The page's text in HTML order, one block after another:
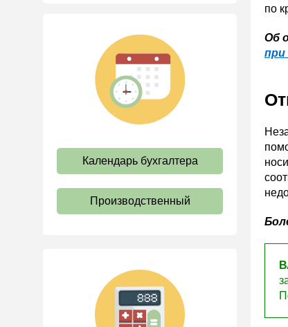
локальные акты
Рабочее время и режим
труда
Отпуск и время отдыха
Оплата труда
Ответственность и
взыскания
Пенсии
Трудовые книжки
Кадровые документы и
образцы
Календарь бухгалтера
Производственный
по
Об
при